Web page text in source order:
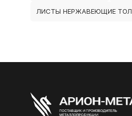
ЛИСТЫ НЕРЖАВЕЮЩИЕ